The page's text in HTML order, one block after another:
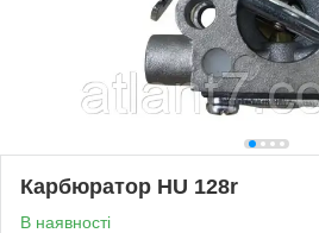
Карбюратор HU 128r
В наявності